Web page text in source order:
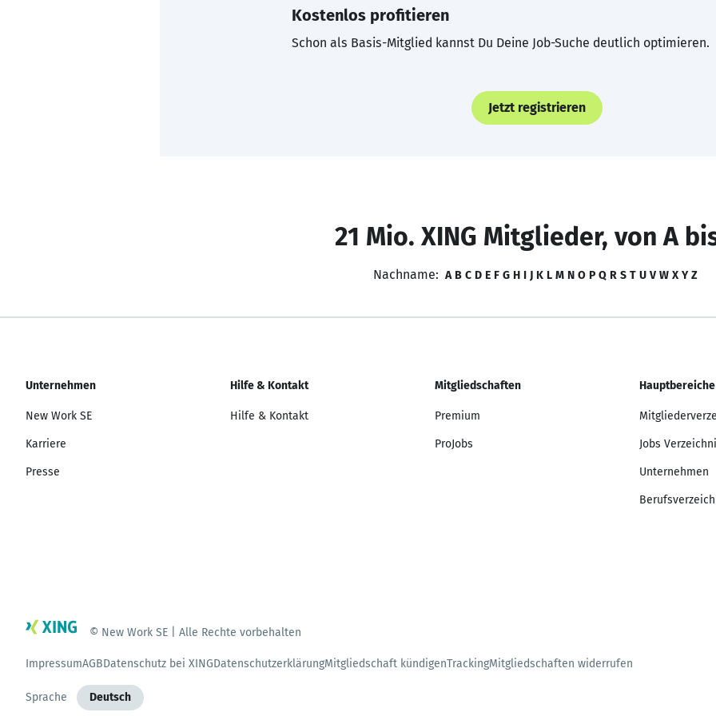
Kostenlos profitieren
Schon als Basis-Mitglied kannst Du Deine Job-Suche deutlich optimieren.
Jetzt registrieren
21 Mio. XING Mitglieder, von A
Nachname: A B C D E F G H I J K L M N O P Q R S T U V W X Y Z
Unternehmen
New Work SE
Karriere
Presse
Hilfe & Kontakt
Hilfe & Kontakt
Mitgliedschaften
Premium
ProJobs
Hauptbereiche
Jobs
Unternehmen
© New Work SE | Alle Rechte vorbehalten
ImpressumAGBDatenschutz bei XINGDatenschutzerklärungMitgliedschaft kündigenTrackingMitgliedschaften widerrufen
Sprache Deutsch